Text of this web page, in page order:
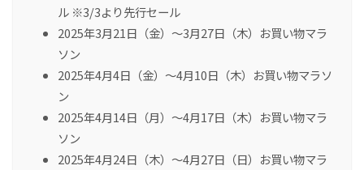
ル ※3/3より先行セール
2025年3月21日（金）～3月27日（木）お買い物マラ
ソン
2025年4月4日（金）～4月10日（木）お買い物マラソ
ン
2025年4月14日（月）～4月17日（木）お買い物マラ
ソン
2025年4月24日（木）～4月27日（日）お買い物マラ